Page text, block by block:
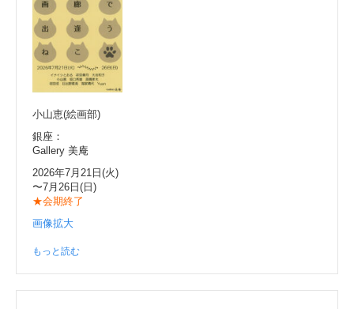
小山恵(絵画部)
銀座：
Gallery 美庵
2026年7月21日(火)
〜7月26日(日)
★会期終了
画像拡大
もっと読む